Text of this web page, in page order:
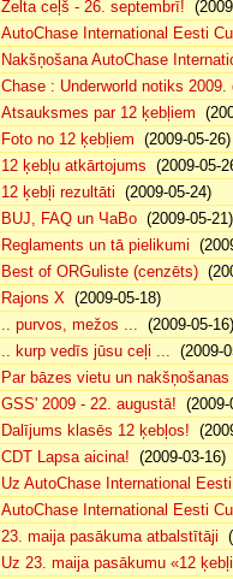
Zelta ceļš - 26. septembrī!
AutoChase International Eesti
Nakšņošana AutoChase
Chase : Underworld notiks 2009.
Atsauksmes par 12 ķebļiem
Foto no 12 ķebļiem (2009-05-26)
12 ķebļu atkārtojums (2009-05-
12 ķebļi rezultāti (2009-05-24)
BUJ, FAQ un ЧаВо (2009-05-21)
Reglaments un tā pielikumi
Best of ORGuliste (cenzēts)
Rajons X (2009-05-18)
.. purvos, mežos ... (2009-05-16)
.. kurp vedīs jūsu ceļi ... (2009-
Par bāzes vietu un
GSS' 2009 - 22. augustā! (2009-
Dalījums klasēs 12 ķebļos!
CDT Lapsa aicina! (2009-03-16)
Uz AutoChase International
AutoChase International Eesti
23. maija pasākuma atbalstītāji
Uz 23. maija pasākumu «12